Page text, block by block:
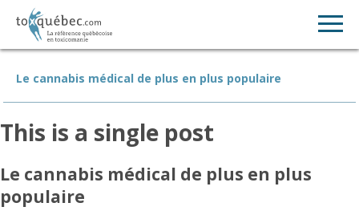
Le cannabis médical de plus en plus populaire
This is a single post
Le cannabis médical de plus en plus
populaire